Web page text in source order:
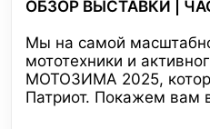
ОБЗОР ВЫСТАВКИ |
Мы на самой
мототехники и
МОТОЗИМА 2025,
Патриот. Покажем вам